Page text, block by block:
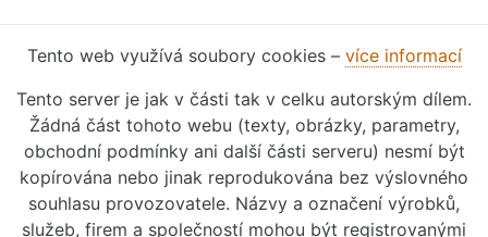
Tento web využívá soubory cookies – více informací
Tento server je jak v části tak v celku autorským dílem.
Žádná část tohoto webu (texty, obrázky, parametry,
obchodní podmínky ani další části serveru) nesmí být
kopírována nebo jinak reprodukována bez výslovného
souhlasu provozovatele. Názvy a označení výrobků,
služeb, firem a společností mohou být registrovanými